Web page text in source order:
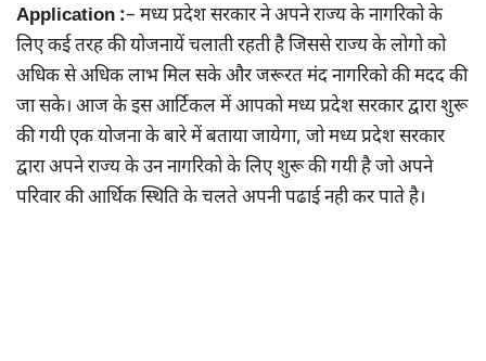
Application :– मध्य प्रदेश सरकार ने अपने राज्य के नागरिको के
लिए कई तरह की योजनायें चलाती रहती है जिससे राज्य के लोगो को
अधिक से अधिक लाभ मिल सके और जरूरत मंद नागरिको की मदद की
जा सके। आज के इस आर्टिकल में आपको मध्य प्रदेश सरकार द्वारा शुरू
की गयी एक योजना के बारे में बताया जायेगा, जो मध्य प्रदेश सरकार
द्वारा अपने राज्य के उन नागरिको के लिए शुरू की गयी है जो अपने
परिवार की आर्थिक स्थिति के चलते अपनी पढाई नही कर पाते है।